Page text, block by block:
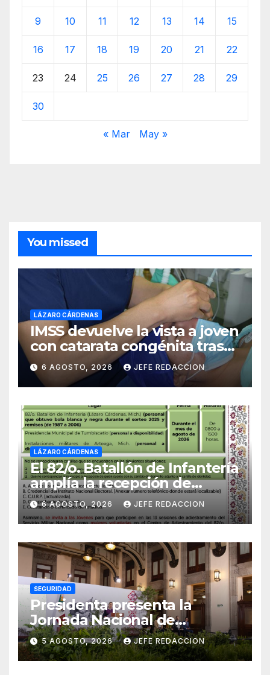
9 10 11 12 13 14 15
16 17 18 19 20 21 22
23 24 25 26 27 28 29
30
« Mar May »
You missed
LÁZARO CÁRDENAS
IMSS devuelve la vista a joven
con catarata congénita tras
23 años de limitación visual
6 AGOSTO, 2026 JEFE REDACCION
LÁZARO CÁRDENAS
El 82/o. Batallón de Infantería
amplía la recepción de
documentos para obtener La
Catilla del Servicio Militar
Nacional
6 AGOSTO, 2026 JEFE REDACCION
SEGURIDAD
Presidenta presenta la
Jornada Nacional de
Reforestación 2026; se
realizará el 9 de agosto y se
plantarán 6.6 millones de
5 AGOSTO, 2026 JEFE REDACCION